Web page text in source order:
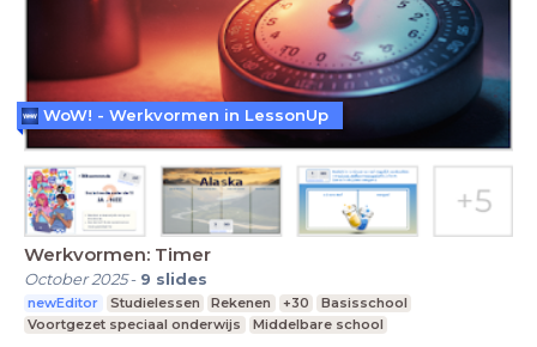
Werkvormen: Timer
October 2025- 9 slides
newEditor Studielessen Rekenen +30
Basisschool
Voortgezet speciaal onderwijs
Middelbare school
WoW! - Werkvormen in LessonUp